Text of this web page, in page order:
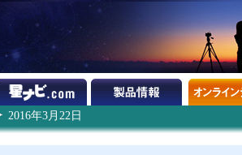
2016年3月22日